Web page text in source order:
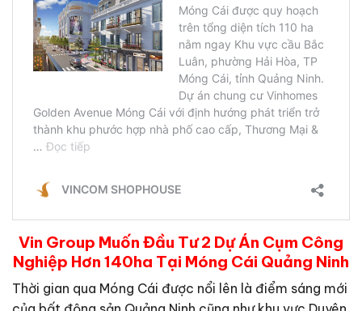
Vin Group Muốn Đầu Tư 2 Dự Án Cụm Công
Nghiệp Hơn 140ha Tại Móng Cái Quảng Ninh
Thời gian qua Móng Cái được nổi lên là điểm sáng mới